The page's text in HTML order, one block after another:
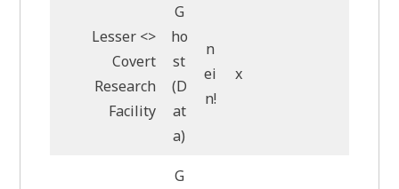
Lesser <>
Covert
Research
Facility
G
ho
st
(D
at
a)
n
ei
n!
x
G